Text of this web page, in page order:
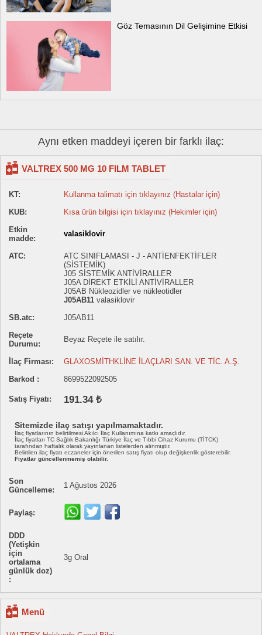
Göz Temasının Dil Gelişimine Etkisi
Aynı etken maddeyi içeren bir farklı ilaç:
VALTREX 500 MG 10 FILM TABLET
KT:
Kullanma talimatı için tıklayınız (Hastalar için)
KUB:
Kısa ürün bilgisi için tıklayınız (Hekimler için)
Etkin
madde:
valasiklovir
ATC:
ATC SINIFLAMASI - J - ANTİENFEKTİFLER
(SİSTEMİK)
J05 SİSTEMİK ANTİVİRALLER
J05A DİREKT ETKİLİ ANTİVİRALLER
J05AB Nükleozidler ve nükleotidler
J05AB11 valasiklovir
SB.atc:
J05AB11
Reçete
Durumu:
Beyaz Reçete ile satılır.
İlaç Firması:
GLAXOSMİTHKLİNE İLAÇLARI SAN. VE TİC. A.Ş.
Barkod :
8699522092505
Satış Fiyatı: 191.34 ₺
Sitemizde ilaç satışı yapılmamaktadır.
İlaç fiyatlarının belirtilmesi Akılcı İlaç Kullanımına katkı amaçlıdır.
İlaç fiyatları TC Sağlık Bakanlığı Türkiye İlaç ve Tıbbi Cihaz Kurumu (TİTCK)
tarafından haftalık olarak yayınlanan listelerden alınmıştır.
Belirtilen ilaç fiyatı eczaneler için önerilen satış fiyatı olup değişkenlik gösterebilir.
Fiyatlar güncellenmemiş olabilir.
Son
Güncelleme:
1 Ağustos 2026
Paylaş:
DDD
(Yetişkin
için
ortalama
günlük doz)
:
3g Oral
Menü